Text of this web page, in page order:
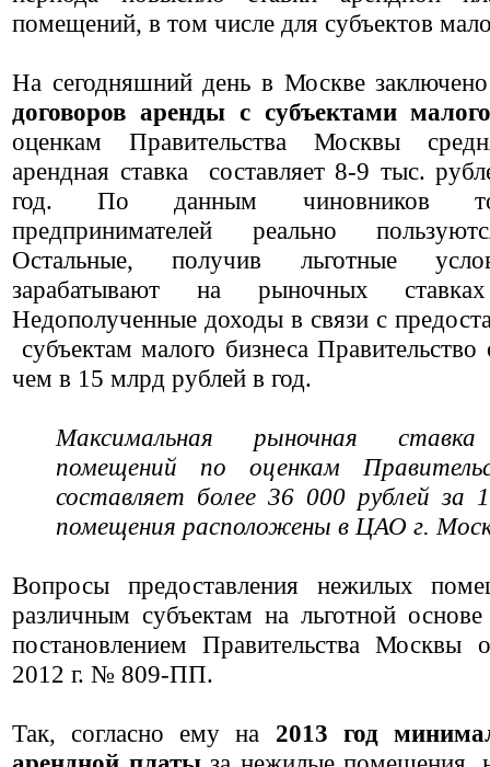
помещений, в том числе для субъектов
На сегодняшний день в Москве
договоров аренды с субъектами
оценкам Правительства Москвы
арендная ставка составляет 8-9 тыс.
год. По данным чиновников
предпринимателей реально
Остальные, получив льготные
зарабатывают на рыночных
Недополученные доходы в связи с
субъектам малого бизнеса Правительство
чем в 15 млрд рублей в год.
Максимальная рыночная ставка
помещений по оценкам
составляет более 36 000 рублей за
помещения расположены в ЦАО г.
Вопросы предоставления нежилых
различным субъектам на льготной основе
постановлением Правительства Москвы
2012 г. № 809-ПП.
Так, согласно ему на 2013 год